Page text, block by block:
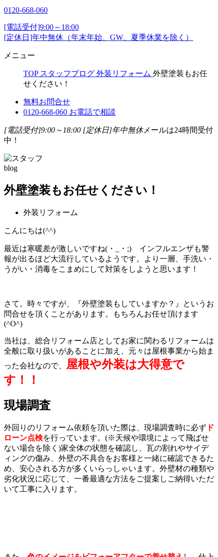
0120-668-060
[電話受付]9:00～18:00
[定休日]年中無休（年末年始、GW、夏季休業を除く）
メニュー
TOP スタッフブログ 外装リフォーム 外壁塗装もお任
せください！
無料お問合せ
0120-668-060 お電話で相談
[電話受付]9:00～18:00 [定休日]年中無休メールは24時間受付
中！
blog
外壁塗装もお任せください！
外装リフォーム
こんにちは(^^)
最近は寒暖差が激しいですね(・_・;) インフルエンザも警
報が出るほど大流行しているようです。より一層、手洗い・
うがい・消毒をこまめにして対策をしようと思います！
さて。時々ですが、『外壁塗装もしていますか？』というお
問合せを頂くことがあります。もちろんお任せ頂けます
(^O^)
当社は、総合リフォーム店としてお家に関わるリフォームは
全般に取り扱いがあることに加え、元々は屋根事業から始ま
った会社なので、
屋根や外装は大得意で
す！！
現場調査
外回りのリフォーム依頼を頂いた際は、現場調査時に必ず ド
ローン点検を行っています。(※天候や環境によって飛ばせ
ない場合を除く)家全体の状態を確認し、瓦の割れやサイデ
ィングの傷み、外壁の不具合をお客様と一緒に確認できるた
め、安心される方が多くいらっしゃいます。外壁材の種類や
劣化状況に応じて、一番最適な方法をご提案しご納得いただ
いて工事に入ります。